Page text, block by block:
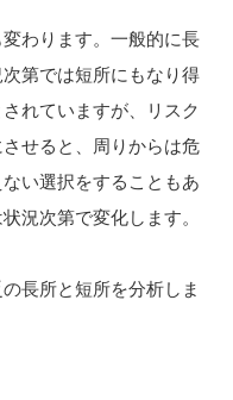
わります。一般的に長
第では短所にもなり得
れていますが、リスク
せると、周りからは危
い選択をすることもあ
況次第で変化します。
長所と短所を分析しま